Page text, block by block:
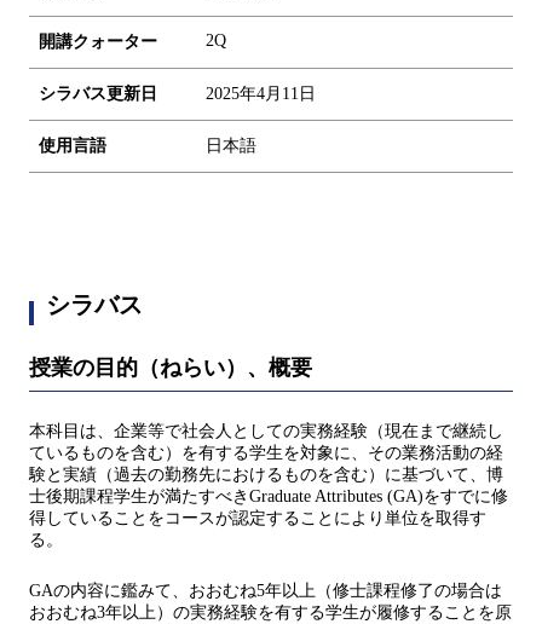
開講クォーター 2Q
シラバス更新日 2025年4月11日
使用言語 日本語
シラバス
授業の目的（ねらい）、概要
本科目は、企業等で社会人としての実務経験（現在まで継続し
ているものを含む）を有する学生を対象に、その業務活動の経
験と実績（過去の勤務先におけるものを含む）に基づいて、博
士後期課程学生が満たすべきGraduate Attributes (GA)をすでに修
得していることをコースが認定することにより単位を取得す
る。
GAの内容に鑑みて、おおむね5年以上（修士課程修了の場合は
おおむね3年以上）の実務経験を有する学生が履修することを原